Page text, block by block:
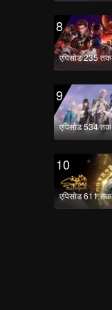
8
एपिसोड 235 तक
9
एपिसोड 534 तक
10
एपिसोड 611 तक